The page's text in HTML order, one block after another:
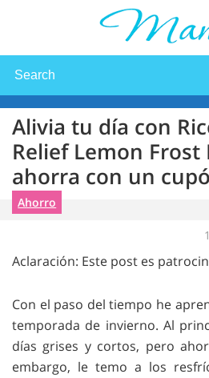
Alivia tu día con
Relief Lemon Frost
ahorra con un
Ahorro
Aclaración: Este post es
Con el paso del tiempo he
temporada de invierno. Al
días grises y cortos, pero
embargo, le temo a los